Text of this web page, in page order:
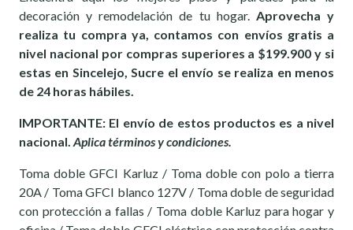
decoración y remodelación de tu hogar. Aprovecha y
realiza tu compra ya, contamos con envíos gratis a
nivel nacional por compras superiores a $199.900 y si
estas en Sincelejo, Sucre el envío se realiza en menos
de 24 horas hábiles.
IMPORTANTE: El envío de estos productos es a nivel
nacional. Aplica términos y condiciones.
Toma doble GFCI Karluz / Toma doble con polo a tierra
20A / Toma GFCI blanco 127V / Toma doble de seguridad
con protección a fallas / Toma doble Karluz para hogar y